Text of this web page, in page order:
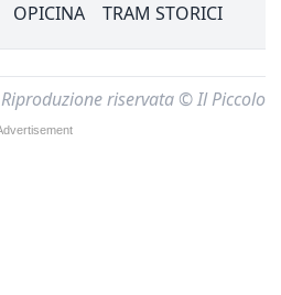
OPICINA TRAM STORICI
Riproduzione riservata © Il Piccolo